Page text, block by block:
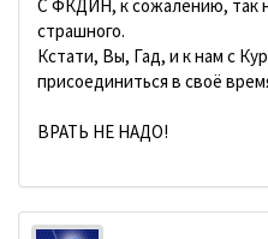
С ФКДИН, к сожалению, так
страшного.
Кстати, Вы, Гад, и к нам с
присоединиться в своё
ВРАТЬ НЕ НАДО!